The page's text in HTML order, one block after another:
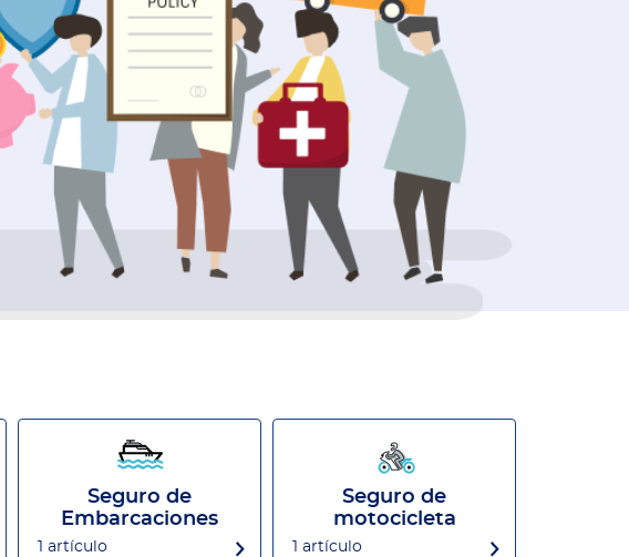
Seguro de
Embarcaciones
1 artículo
Seguro de
motocicleta
1 artículo